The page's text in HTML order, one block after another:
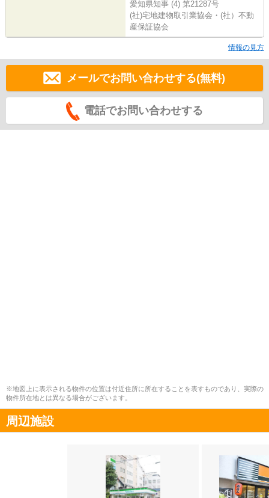
愛知県知事 (4) 第21287号
(社)宅地建物取引業協会・(社）不動
産保証協会
情報の見方
メールでお問い合わせする(無料)
電話でお問い合わせする
※地図上に表示される物件の位置は付近住所に所在することを表すものであり、実際の
物件所在地とは異なる場合がございます。
周辺施設